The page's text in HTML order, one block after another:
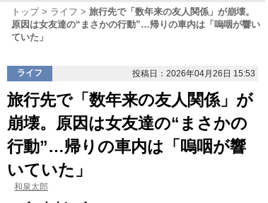
トップ ライフ
旅行先で「数年来の友人関係」が崩壊。
原因は女友達の“まさかの行動”…帰りの車内は「嗚咽が響い
ていた」
ライフ 投稿日：2026年04月26日 15:53
旅行先で「数年来の友人関係」が
崩壊。原因は女友達の“まさかの
行動”…帰りの車内は「嗚咽が響
いていた」
和泉太郎